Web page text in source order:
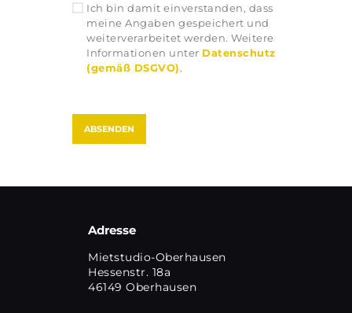
Ich bin damit einverstanden, dass
meine Angaben gespeichert und
weiterverarbeitet werden. Weitere
Informationen unter Datenschutz
(gemäß DSGVO).
Adresse
Mietstudio-Oberhausen
Hessenstr. 18a
46149 Oberhausen